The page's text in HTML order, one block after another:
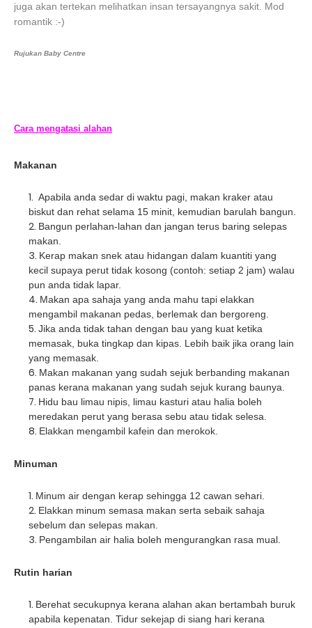
juga akan tertekan melihatkan insan tersayangnya sakit. Mod
romantik :-)
Rujukan Baby Centre
Cara mengatasi alahan
Makanan
Apabila anda sedar di waktu pagi, makan kraker atau
biskut dan rehat selama 15 minit, kemudian barulah bangun.
Bangun perlahan-lahan dan jangan terus baring selepas
makan.
Kerap makan snek atau hidangan dalam kuantiti yang
kecil supaya perut tidak kosong (contoh: setiap 2 jam) walau
pun anda tidak lapar.
Makan apa sahaja yang anda mahu tapi elakkan
mengambil makanan pedas, berlemak dan bergoreng.
Jika anda tidak tahan dengan bau yang kuat ketika
memasak, buka tingkap dan kipas. Lebih baik jika orang lain
yang memasak.
Makan makanan yang sudah sejuk berbanding makanan
panas kerana makanan yang sudah sejuk kurang baunya.
Hidu bau limau nipis, limau kasturi atau halia boleh
meredakan perut yang berasa sebu atau tidak selesa.
Elakkan mengambil kafein dan merokok.
Minuman
Minum air dengan kerap sehingga 12 cawan sehari.
Elakkan minum semasa makan serta sebaik sahaja
sebelum dan selepas makan.
Pengambilan air halia boleh mengurangkan rasa mual.
Rutin harian
Berehat secukupnya kerana alahan akan bertambah buruk
apabila kepenatan. Tidur sekejap di siang hari kerana